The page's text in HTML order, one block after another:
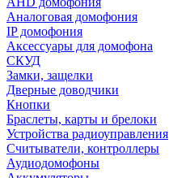
Аналоговая домофония
IP домофония
Аксессуары для домофона
СКУД
Замки, защелки
Дверные доводчики
Кнопки
Браслеты, карты и брелоки
Устройства радиоуправления
Считыватели, контроллеры
Аудиодомофоны